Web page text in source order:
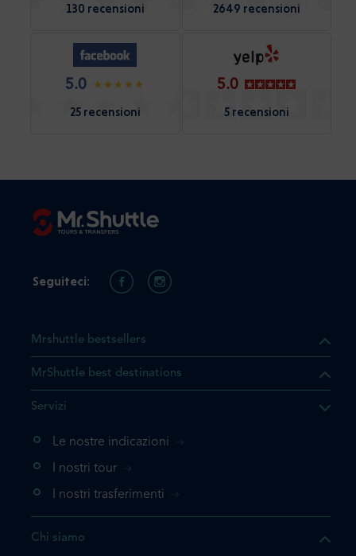
130 recensioni 2649 recensioni
5.0
25 recensioni
5.0
5 recensioni
Mrshuttle bestsellers
MrShuttle best destinations
Servizi
Le nostre indicazioni
I nostri tour
I nostri trasferimenti
Chi siamo
Seguiteci: